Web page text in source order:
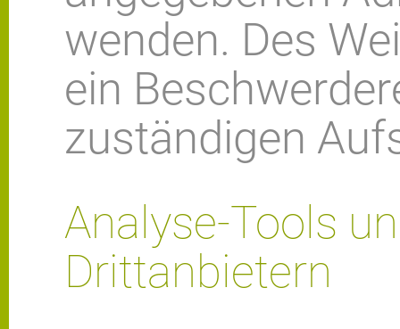
wenden. Des
ein
zuständigen
Analyse-Tools
Drittanbietern